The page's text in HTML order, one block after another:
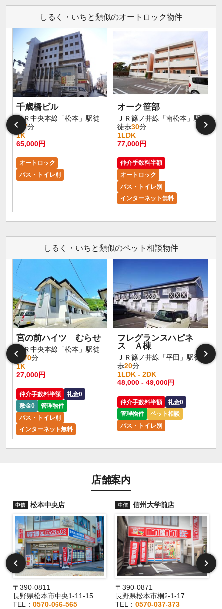
しるく・いちと類似のオートロック物件
千歳橋ビル
ＪＲ中央本線「松本」駅徒
歩
7分
1K
65,000円
オートロック
バス・トイレ別
オーク笹部
ＪＲ篠ノ井線「南松本」駅
徒歩30分
1LDK
77,000円
仲介手数料半額
オートロック
バス・トイレ別
インターネット無料
しるく・いちと類似のペット相談物件
宮の前ハイツ むらせ
ＪＲ中央本線「松本」駅徒
歩
70分
1K
27,000円
仲介手数料半額
礼金0
敷金0
管理物件
バス・トイレ別
インターネット無料
フレグランスハピネ
ス Ａ棟
ＪＲ篠ノ井線「平田」駅徒
歩20分
1LDK - 2DK
48,000 - 49,000円
仲介手数料半額
礼金0
管理物件
ペット相談
バス・トイレ別
店舗案内
中信 松本中央店
〒390-0811
長野県松本市中央1-11-15桂林堂ビル1F
TEL： 0570-066-565
中信 信州大学前店
〒390-0871
長野県松本市桐2-1-17
TEL：0570-037-373